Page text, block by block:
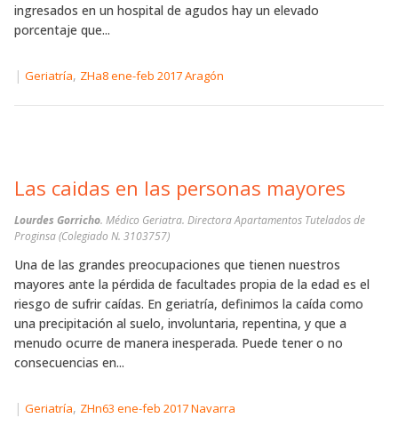
ingresados en un hospital de agudos hay un elevado
porcentaje que...
| Geriatría, ZHa8 ene-feb 2017 Aragón
Las caidas en las personas mayores
Lourdes Gorricho. Médico Geriatra. Directora Apartamentos Tutelados de
Proginsa (Colegiado N. 3103757)
Una de las grandes preocupaciones que tienen nuestros
mayores ante la pérdida de facultades propia de la edad es el
riesgo de sufrir caídas. En geriatría, definimos la caída como
una precipitación al suelo, involuntaria, repentina, y que a
menudo ocurre de manera inesperada. Puede tener o no
consecuencias en...
| Geriatría, ZHn63 ene-feb 2017 Navarra